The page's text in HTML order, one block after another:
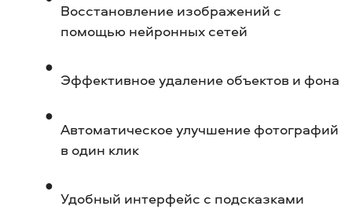
Восстановление изображений с
помощью нейронных сетей
Эффективное удаление объектов и фона
Автоматическое улучшение фотографий
в один клик
Удобный интерфейс с подсказками